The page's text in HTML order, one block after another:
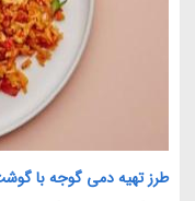
طرز تهیه دمی گوجه با